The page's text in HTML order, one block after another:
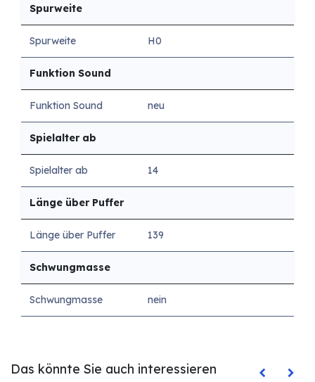
Spurweite
Spurweite H0
Funktion Sound
Funktion Sound neu
Spielalter ab
Spielalter ab 14
Länge über Puffer
Länge über Puffer 139
Schwungmasse
Schwungmasse nein
Das könnte Sie auch interessieren